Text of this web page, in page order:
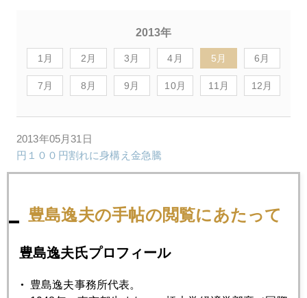
2013年
1月 2月 3月 4月 5月 6月
7月 8月 9月 10月 11月 12月
2013年05月31日
円１００円割れに身構え金急騰
株の表層雪崩、残る根雪の実態は？
日本国に０.８％でカネ貸せるか
豊島逸夫の手帖の閲覧にあたって
豊島逸夫氏プロフィール
豊島逸夫事務所代表。